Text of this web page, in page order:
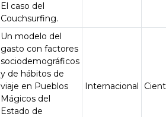
El caso del
Couchsurfing.
Un modelo del
gasto con factores
sociodemográficos
y de hábitos de
viaje en Pueblos
Mágicos del
Estado de
Internacional